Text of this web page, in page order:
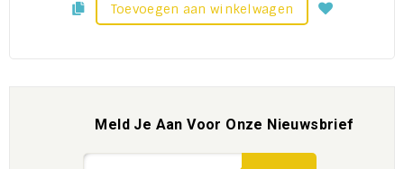
Toevoegen aan winkelwagen
Meld Je Aan Voor Onze Nieuwsbrief